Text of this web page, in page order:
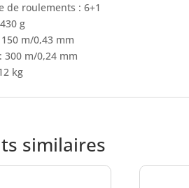
de roulements : 6+1
g
m/0,43 mm
300 m/0,24 mm
kg
similaires